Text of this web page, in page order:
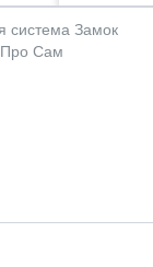
система Замок
Про Сам